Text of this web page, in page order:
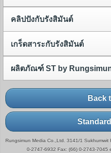
คลิปปังกับรังสิมันต์
เกร็ดสาระกับรังสิมันต์
ผลิตภัณฑ์ ST by
Back
Rungsimun Media Co.,Ltd. 3141/1
0-2747-6932 Fax: (66) 0-2743-7045